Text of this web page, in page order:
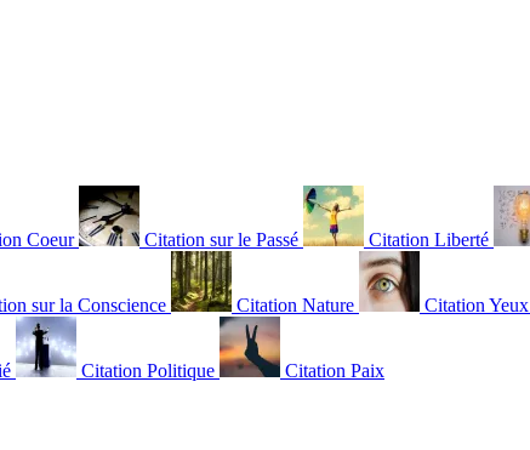
Coeur Citation sur le Passé Citation Liberté
sur la Conscience Citation Nature Citation Yeux
Citation Politique Citation Paix